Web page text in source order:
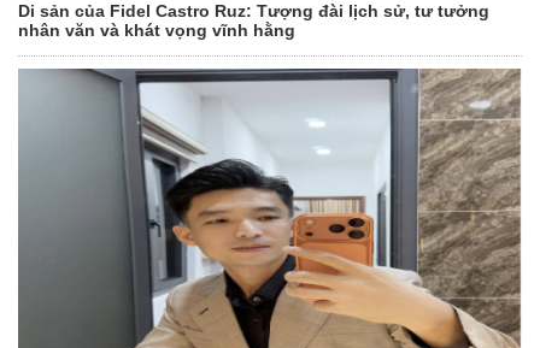
Di sản của Fidel Castro Ruz: Tượng đài lịch sử, tư tưởng
nhân văn và khát vọng vĩnh hằng